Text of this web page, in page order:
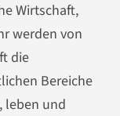
Wirtschaft,
werden von
die
Bereiche
leben und